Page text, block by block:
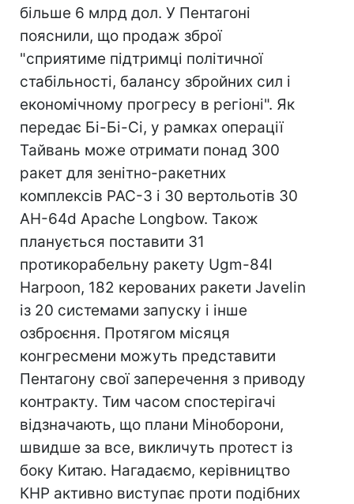
більше 6 млрд дол. У Пентагоні
пояснили, що продаж зброї
"сприятиме підтримці політичної
стабільності, балансу збройних сил і
економічному прогресу в регіоні". Як
передає Бі-Бі-Сі, у рамках операції
Тайвань може отримати понад 300
ракет для зенітно-ракетних
комплексів PAC-3 і 30 вертольотів 30
AH-64d Apache Longbow. Також
планується поставити 31
протикорабельну ракету Ugm-84l
Harpoon, 182 керованих ракети Javelin
із 20 системами запуску і інше
озброєння. Протягом місяця
конгресмени можуть представити
Пентагону свої заперечення з приводу
контракту. Тим часом спостерігачі
відзначають, що плани Міноборони,
швидше за все, викличуть протест із
боку Китаю. Нагадаємо, керівництво
КНР активно виступає проти подібних